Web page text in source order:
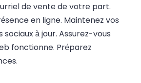
de vente de votre part.
en ligne. Maintenez vos
sociaux à jour. Assurez-vous
fonctionne. Préparez